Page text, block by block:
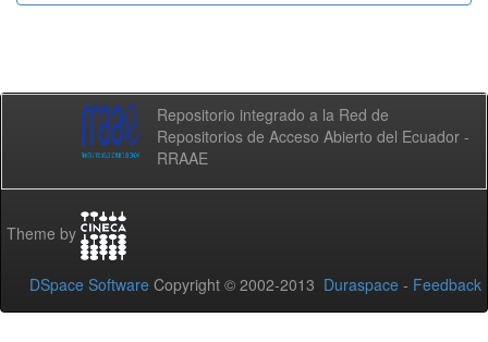
Repositorio integrado a la Red de
Repositorios de Acceso Abierto del Ecuador -
RRAAE
Theme by
DSpace Software Copyright © 2002-2013 Duraspace - Feedback